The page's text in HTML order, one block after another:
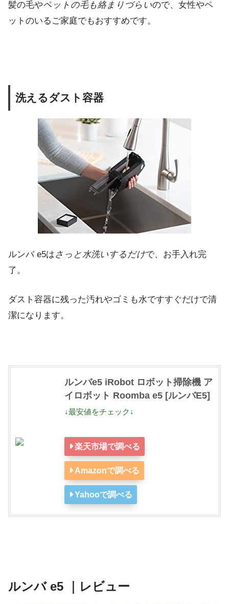
髪の毛やペットの毛も絡まりづらいので、女性やペ
ットのいるご家庭でもおすすめです。
洗えるダスト容器
ルンバ e5はさっと水洗いするだけで、お手入れ完
了。
ダスト容器に残った汚れやゴミも水ですすぐだけで清
潔になります。
ルンバe5 iRobot ロボット掃除機 ア
イロボット Roomba e5 [ルンバE5]
↓最安値をチェック↓
楽天市場で調べる
Amazonで調べる
Yahooで調べる
ルンバ e5 ｜レビュー